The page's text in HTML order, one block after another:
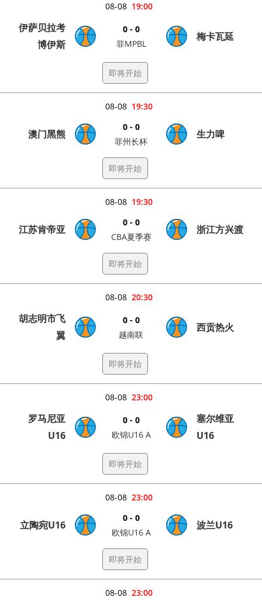
19:00
08-08
伊萨贝拉考
博伊斯
0 - 0
菲MPBL
梅卡瓦延
即将开始
19:30
08-08
澳门黑熊
0 - 0
菲州长杯
生力啤
即将开始
19:30
08-08
江苏肯帝亚
0 - 0
CBA夏季赛
浙江方兴渡
即将开始
20:30
08-08
胡志明市飞
翼
0 - 0
越南联
西贡热火
即将开始
23:00
08-08
罗马尼亚
U16
0 - 0
欧锦U16 A
塞尔维亚
U16
即将开始
23:00
08-08
立陶宛U16
0 - 0
欧锦U16 A
波兰U16
即将开始
23:00
08-08